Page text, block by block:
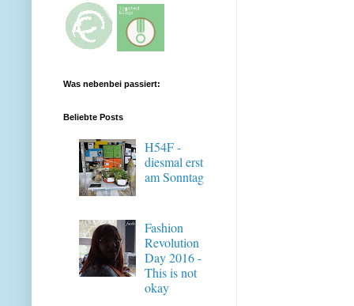
Was nebenbei passiert:
Beliebte Posts
H54F -
diesmal erst
am Sonntag
Fashion
Revolution
Day 2016 -
This is not
okay